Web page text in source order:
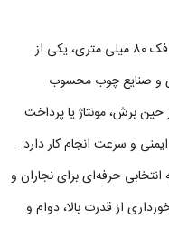
گیره نجاری 200 میلی متری نووا مدل 4056 با فک 80 میلی متری، یکی از
و صنایع چوب محسوب
برش، مونتاژ یا پرداخت
و سرعت انجام کار دارد.
حرفه‌ای برای نجاران و
از قدرت بالا، دوام و